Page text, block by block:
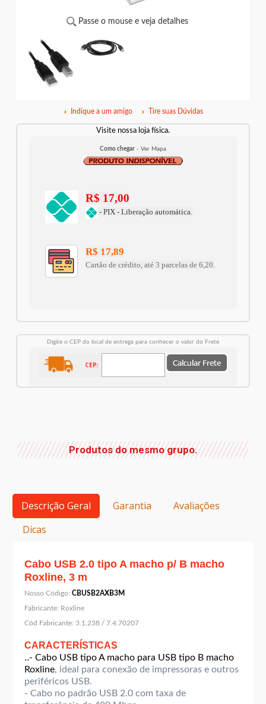
Passe o mouse e veja detalhes
Indique a um amigo Tire suas Dúvidas
Visite nossa loja física.
Como chegar - Ver Mapa
R$ 17,00
- PIX - Liberação automática.
R$ 17,89
Cartão de crédito, até 3 parcelas de 6,20.
Digite o CEP do local de entrega para conhecer o valor do Frete
Produtos do mesmo grupo.
Descrição Geral Garantia
Avaliações
Dicas
Cabo USB 2.0 tipo A macho p/ B macho
Roxline, 3 m
Nosso Código: CBUSB2AXB3M
Fabricante: Roxline
Cód Fabricante: 3.1.238 / 7.4.70207
CARACTERÍSTICAS
..- Cabo USB tipo A macho para USB tipo B macho
Roxline, ideal para conexão de impressoras e outros
periféricos USB.
- Cabo no padrão USB 2.0 com taxa de